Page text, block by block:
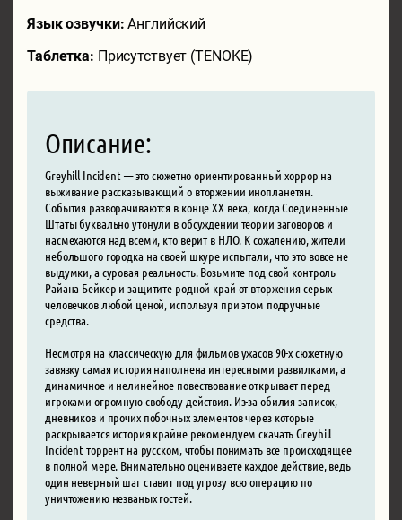
Язык озвучки:Английский
Таблетка: Присутствует (TENOKE)
Описание:
Greyhill Incident — это сюжетно ориентированный хоррор на
выживание рассказывающий о вторжении инопланетян.
События разворачиваются в конце XX века, когда Соединенные
Штаты буквально утонули в обсуждении теории заговоров и
насмехаются над всеми, кто верит в НЛО. К сожалению, жители
небольшого городка на своей шкуре испытали, что это вовсе не
выдумки, а суровая реальность. Возьмите под свой контроль
Райана Бейкер и защитите родной край от вторжения серых
человечков любой ценой, используя при этом подручные
средства.
Несмотря на классическую для фильмов ужасов 90-х сюжетную
завязку самая история наполнена интересными развилками, а
динамичное и нелинейное повествование открывает перед
игроками огромную свободу действия. Из-за обилия записок,
дневников и прочих побочных элементов через которые
раскрывается история крайне рекомендуем скачать Greyhill
Incident торрент на русском, чтобы понимать все происходящее
в полной мере. Внимательно оцениваете каждое действие, ведь
один неверный шаг ставит под угрозу всю операцию по
уничтожению незваных гостей.